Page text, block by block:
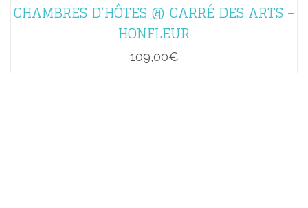
CHAMBRES D’HÔTES @ CARRÉ DES ARTS –
HONFLEUR
109,00€